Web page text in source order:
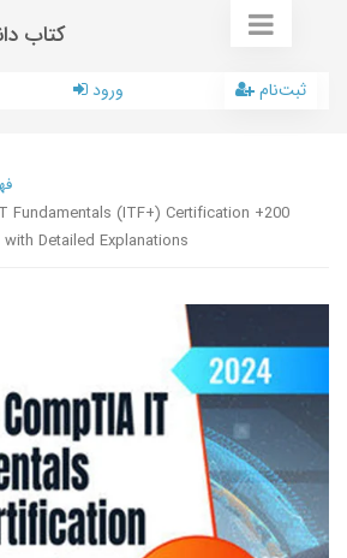
کتاب
ورود ثبت‌نام
Fundamentals (ITF+) Certification +200
Detailed Explanations